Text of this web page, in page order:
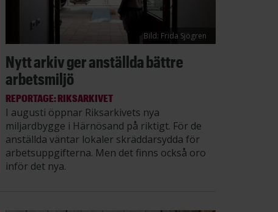
Bild: Frida Sjögren
Nytt arkiv ger anställda bättre
arbetsmiljö
REPORTAGE: RIKSARKIVET
I augusti öppnar Riksarkivets nya
miljardbygge i Härnösand på riktigt. För de
anställda väntar lokaler skräddarsydda för
arbetsuppgifterna. Men det finns också oro
inför det nya.